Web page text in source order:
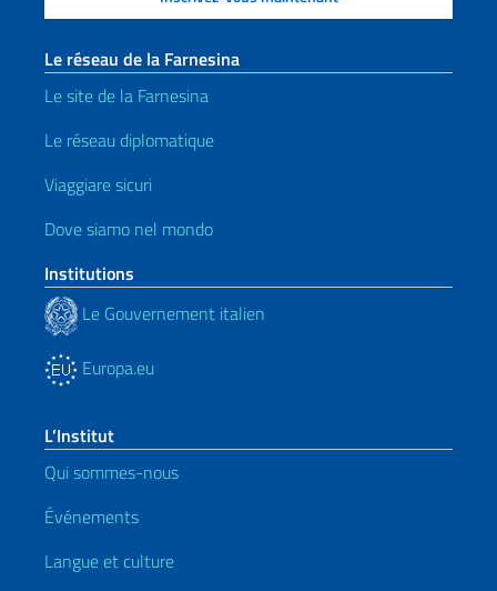
Le réseau de la Farnesina
Le site de la Farnesina
Le réseau diplomatique
Viaggiare sicuri
Dove siamo nel mondo
Institutions
Le Gouvernement italien
Europa.eu
L’Institut
Qui sommes-nous
Événements
Langue et culture